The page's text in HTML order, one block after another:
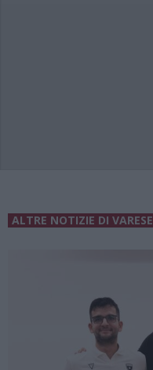
ALTRE NOTIZIE DI VARESE